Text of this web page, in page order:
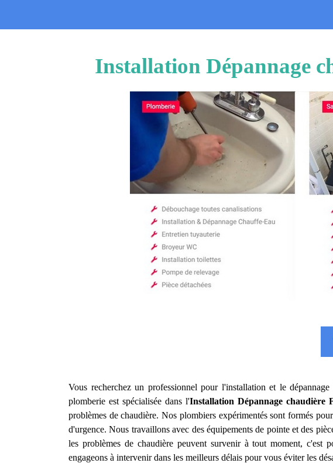
Installation Dépannage
Vous recherchez un professionnel pour l'installation et le
plomberie est spécialisée dans l'Installation Dépannage chaudière
problèmes de chaudière. Nos plombiers expérimentés sont formés
d'urgence. Nous travaillons avec des équipements de pointe et des
les problèmes de chaudière peuvent survenir à tout moment,
engageons à intervenir dans les meilleurs délais pour vous éviter les